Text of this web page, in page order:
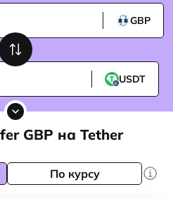
GBP
USDT
GBP на Tether
По курсу